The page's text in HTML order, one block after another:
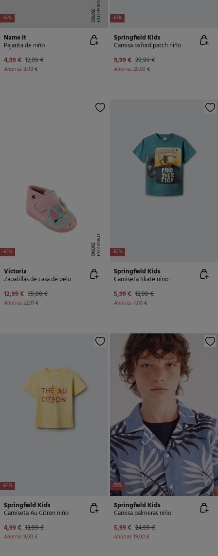
-62% E
X
C
L
U
SI
V
O
O
N
LI
N
E
Name It
Pajarita de niño
4,99 € 12,99 €
Ahorras 8,00 €
-67%
Springfield Kids
Camisa oxford patch niño
9,99 € 29,99 €
Ahorras 20,00 €
-64% E
X
C
L
U
SI
V
O
O
N
LI
N
E
Victoria
Zapatillas de casa de pelo
12,99 € 35,90 €
Ahorras 22,91 €
-54%
Springfield Kids
Camiseta Skate niño
5,99 € 12,99 €
Ahorras 7,00 €
-64%
Springfield Kids
Camiseta Au Citron niño
4,99 € 13,99 €
Ahorras 9,00 €
-76%
Springfield Kids
Camisa palmeras niño
5,99 € 24,99 €
Ahorras 19,00 €